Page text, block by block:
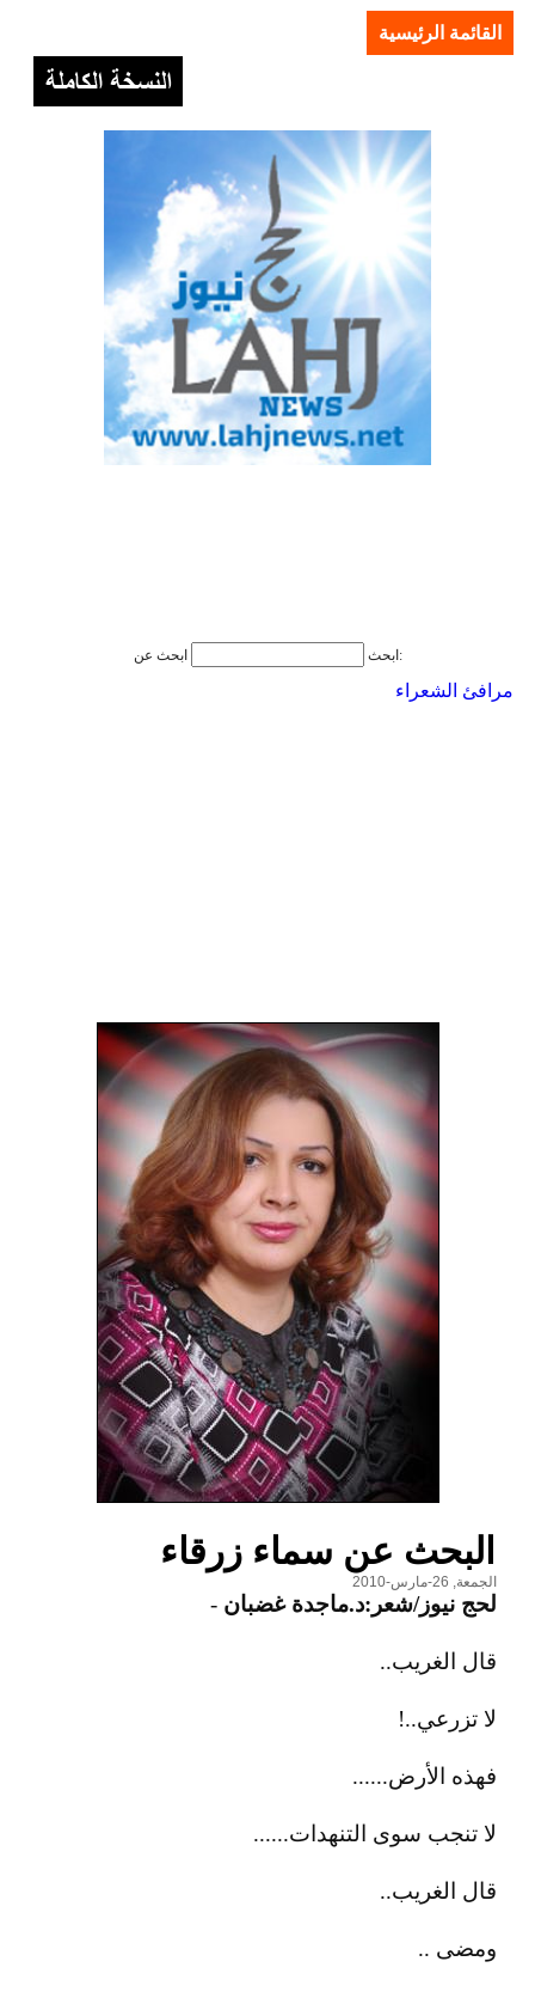
القائمة الرئيسية
ابحث ابحث عن:
مرافئ الشعراء
البحث عن سماء زرقاء
الجمعة, 26-مارس-2010
لحج نيوز/شعر:د.ماجدة غضبان -
قال الغريب..
لا تزرعي..!
فهذه الأرض......
لا تنجب سوى التنهدات......
قال الغريب..
ومضى ..